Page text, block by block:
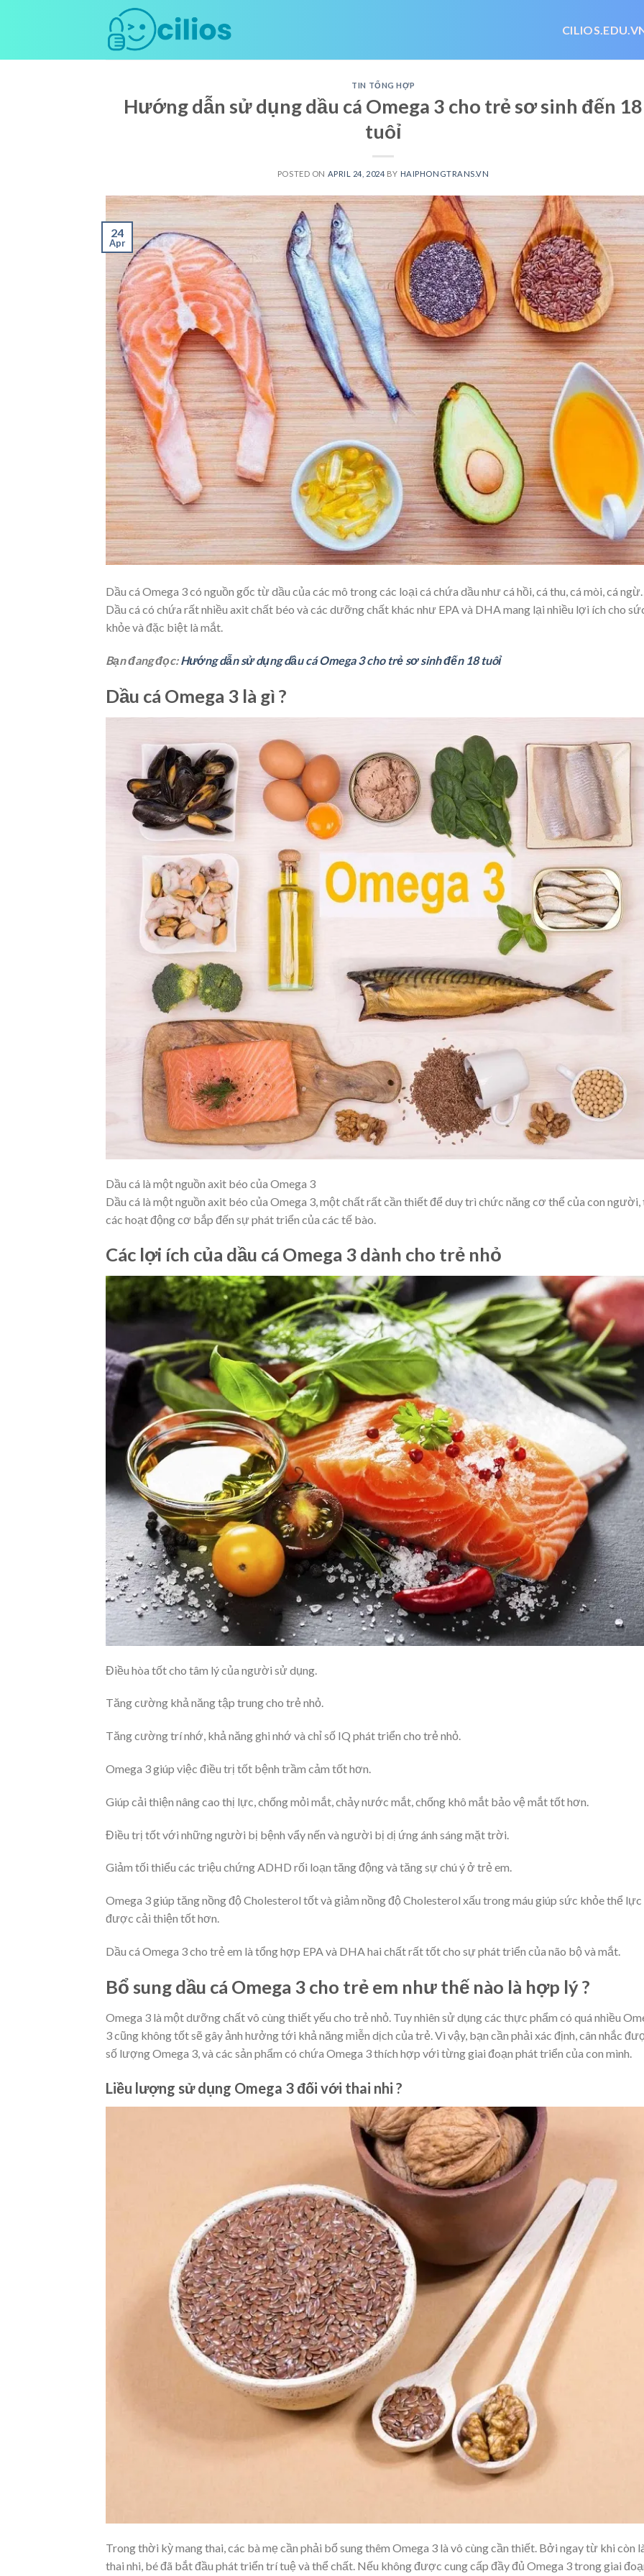
TIN TỔNG HỢP
Hướng dẫn sử dụng dầu cá Omega 3 cho trẻ sơ sinh đến 18
tuôỉ
POSTED ON APRIL 24, 2024 BY HAIPHONGTRANS.VN
24
Apr
Dầu cá Omega 3 có nguồn gốc từ dầu của các mô trong các loại cá chứa dầu như cá hồi, cá thu, cá mòi, cá
Dầu cá có chứa rất nhiều axit chất béo và các dưỡng chất khác như EPA và DHA mang lại nhiều lợi ích cho
khỏe và đặc biệt là mắt.
Bạn đang đọc:Hướng dẫn sử dụng dầu cá Omega 3 cho trẻ sơ sinh đến 18 tuôỉ
Dầu cá Omega 3 là gì ?
Dầu cá là một nguồn axit béo của Omega 3
Dầu cá là một nguồn axit béo của Omega 3, một chất rất cần thiết để duy trì chức năng cơ thể của con
các hoạt động cơ bắp đến sự phát triển của các tế bào.
Các lợi ích của dầu cá Omega 3 dành cho trẻ nhỏ
Điều hòa tốt cho tâm lý của người sử dụng.
Tăng cường khả năng tập trung cho trẻ nhỏ.
Tăng cường trí nhớ, khả năng ghi nhớ và chỉ số IQ phát triển cho trẻ nhỏ.
Omega 3 giúp việc điều trị tốt bệnh trầm cảm tốt hơn.
Giúp cải thiện nâng cao thị lực, chống mỏi mắt, chảy nước mắt, chống khô mắt bảo vệ mắt tốt hơn.
Điều trị tốt với những người bị bệnh vẩy nến và người bị dị ứng ánh sáng mặt trời.
Giảm tối thiểu các triệu chứng ADHD rối loạn tăng động và tăng sự chú ý ở trẻ em.
Omega 3 giúp tăng nồng độ Cholesterol tốt và giảm nồng độ Cholesterol xấu trong máu giúp sức khỏe thể lực
được cải thiện tốt hơn.
Dầu cá Omega 3 cho trẻ em là tổng hợp EPA và DHA hai chất rất tốt cho sự phát triển của não bộ và mắt.
Bổ sung dầu cá Omega 3 cho trẻ em như thế nào là hợp lý ?
Omega 3 là một dưỡng chất vô cùng thiết yếu cho trẻ nhỏ. Tuy nhiên sử dụng các thực phẩm có quá nhiều
3 cũng không tốt sẽ gây ảnh hưởng tới khả năng miễn dịch của trẻ. Vì vậy, bạn cần phải xác định, cân nhắc
số lượng Omega 3, và các sản phẩm có chứa Omega 3 thích hợp với từng giai đoạn phát triển của con mình.
Liều lượng sử dụng Omega 3 đối với thai nhi ?
Trong thời kỳ mang thai, các bà mẹ cần phải bổ sung thêm Omega 3 là vô cùng cần thiết. Bởi ngay từ khi còn
thai nhi, bé đã bắt đầu phát triển trí tuệ và thể chất. Nếu không được cung cấp đầy đủ Omega 3 trong giai